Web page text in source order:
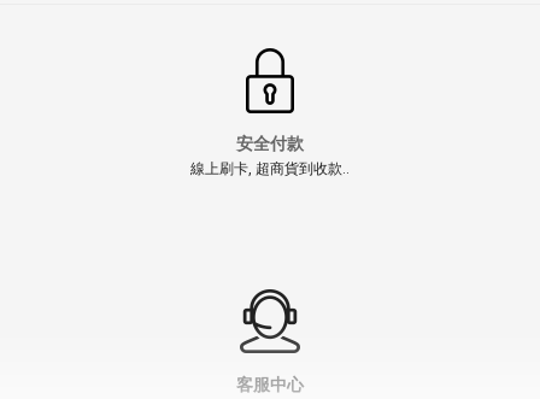
安全付款
線上刷卡, 超商貨到收款..
客服中心